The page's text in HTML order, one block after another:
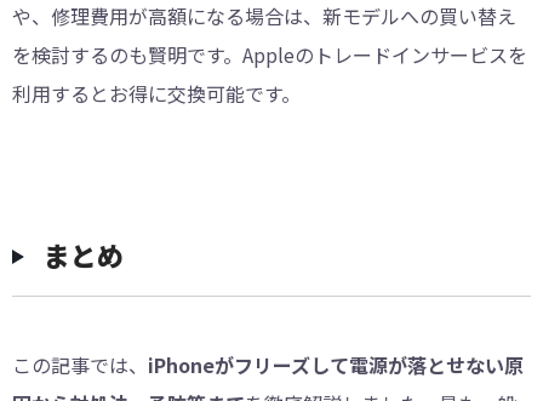
や、修理費用が高額になる場合は、新モデルへの買い替え
を検討するのも賢明です。Appleのトレードインサービスを
利用するとお得に交換可能です。
まとめ
この記事では、 iPhoneがフリーズして電源が落とせない原